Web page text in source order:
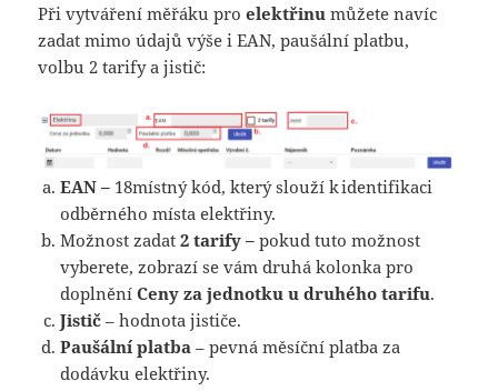
Při vytváření měřáku proelektřinu můžete navíc
zadat mimo údajů výše i EAN, paušální platbu,
volbu 2 tarify a jistič:
EAN – 18místný kód, který slouží k identifikaci
odběrného místa elektřiny.
Možnost zadat2 tarify –pokud tuto možnost
vyberete, zobrazí se vám druhá kolonka pro
doplněníCeny za jednotku u druhého tarifu.
Jistič – hodnota jističe.
Paušální platba – pevná měsíční platba za
dodávku elektřiny.